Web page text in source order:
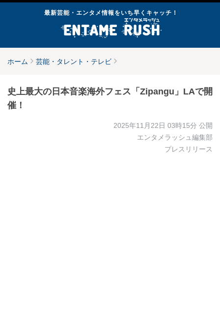
最新芸能・エンタメ情報をいち早くキャッチ！
ホーム 芸能・タレント・テレビ
史上最大の日本音楽海外フェス「Zipangu」LAで開
催！
2025年11月22日 03時15分 公開
エンタメラッシュ編集部
プレスリリース